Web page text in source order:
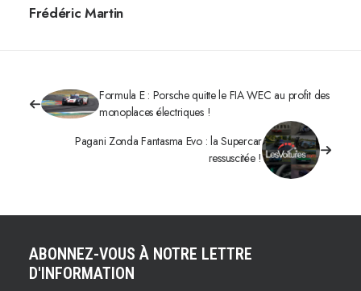
Frédéric Martin
Formula E : Porsche quitte le FIA WEC au profit des
monoplaces électriques !
Pagani Zonda Fantasma Evo : la Supercar
ressuscitée !
ABONNEZ-VOUS À NOTRE LETTRE
D'INFORMATION